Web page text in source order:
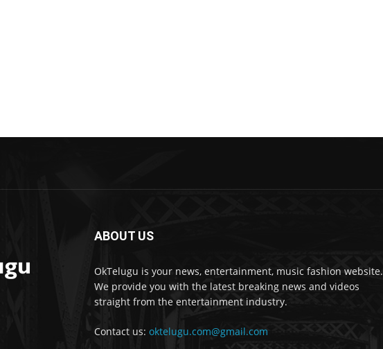
ABOUT US
OkTelugu is your news, entertainment, music fashion website.
We provide you with the latest breaking news and videos
straight from the entertainment industry.
Contact us: oktelugu.com@gmail.com